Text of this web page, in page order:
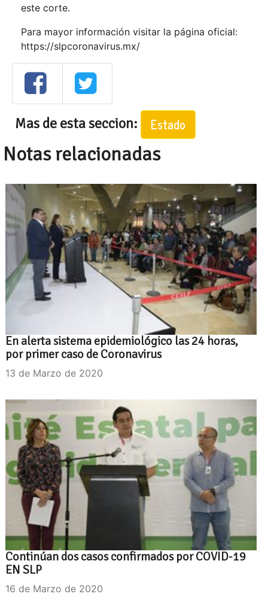
este corte.
Para mayor información visitar la página oficial:
https://slpcoronavirus.mx/
Mas de esta seccion: Estado
Notas relacionadas
En alerta sistema epidemiológico las 24 horas,
por primer caso de Coronavirus
13 de Marzo de 2020
Continúan dos casos confirmados por COVID-19
EN SLP
16 de Marzo de 2020